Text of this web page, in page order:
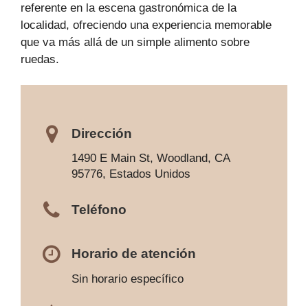
referente en la escena gastronómica de la
localidad, ofreciendo una experiencia memorable
que va más allá de un simple alimento sobre
ruedas.
Dirección
1490 E Main St, Woodland, CA
95776, Estados Unidos
Teléfono
Horario de atención
Sin horario específico